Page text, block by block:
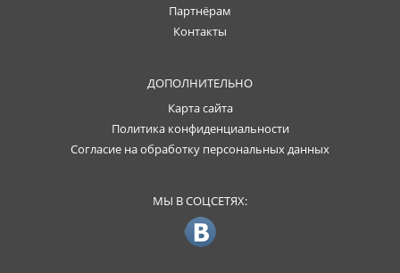
Партнёрам
Контакты
ДОПОЛНИТЕЛЬНО
Карта сайта
Политика конфиденциальности
Согласие на обработку персональных данных
МЫ В СОЦСЕТЯХ: